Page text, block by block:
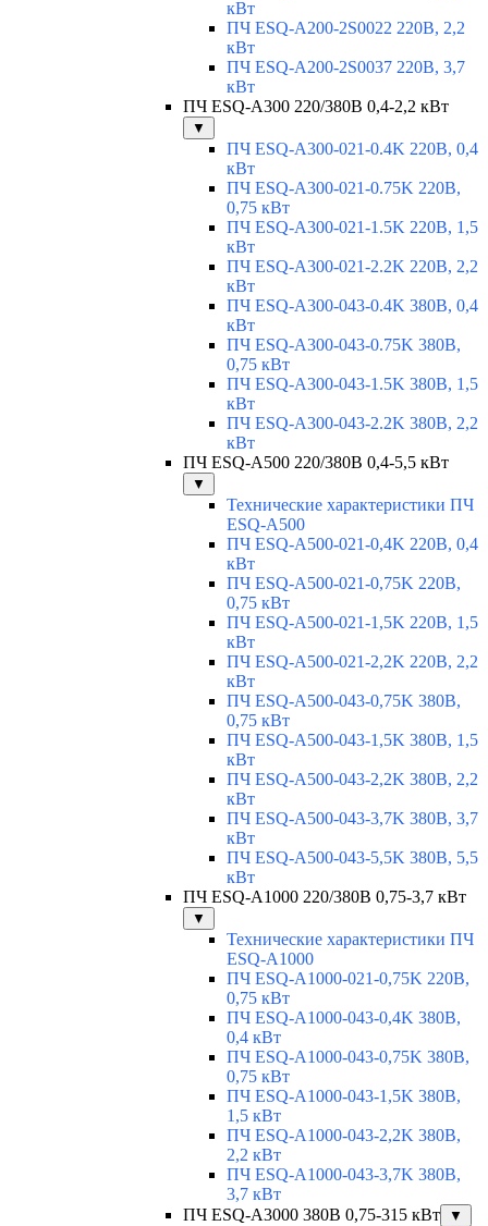
кВт
ПЧ ESQ-A200-2S0022 220В, 2,2
кВт
ПЧ ESQ-A200-2S0037 220В, 3,7
кВт
ПЧ ESQ-A300 220/380В 0,4-2,2 кВт
▼
ПЧ ESQ-A300-021-0.4K 220В, 0,4
кВт
ПЧ ESQ-A300-021-0.75K 220В,
0,75 кВт
ПЧ ESQ-A300-021-1.5K 220В, 1,5
кВт
ПЧ ESQ-A300-021-2.2K 220В, 2,2
кВт
ПЧ ESQ-A300-043-0.4K 380В, 0,4
кВт
ПЧ ESQ-A300-043-0.75K 380В,
0,75 кВт
ПЧ ESQ-A300-043-1.5K 380В, 1,5
кВт
ПЧ ESQ-A300-043-2.2K 380В, 2,2
кВт
ПЧ ESQ-A500 220/380В 0,4-5,5 кВт
▼
Технические характеристики ПЧ
ESQ-A500
ПЧ ESQ-A500-021-0,4K 220В, 0,4
кВт
ПЧ ESQ-A500-021-0,75K 220В,
0,75 кВт
ПЧ ESQ-A500-021-1,5K 220В, 1,5
кВт
ПЧ ESQ-A500-021-2,2K 220В, 2,2
кВт
ПЧ ESQ-A500-043-0,75K 380В,
0,75 кВт
ПЧ ESQ-A500-043-1,5K 380В, 1,5
кВт
ПЧ ESQ-A500-043-2,2K 380В, 2,2
кВт
ПЧ ESQ-A500-043-3,7K 380В, 3,7
кВт
ПЧ ESQ-A500-043-5,5K 380В, 5,5
кВт
ПЧ ESQ-A1000 220/380В 0,75-3,7 кВт
▼
Технические характеристики ПЧ
ESQ-A1000
ПЧ ESQ-A1000-021-0,75K 220В,
0,75 кВт
ПЧ ESQ-A1000-043-0,4K 380В,
0,4 кВт
ПЧ ESQ-A1000-043-0,75K 380В,
0,75 кВт
ПЧ ESQ-A1000-043-1,5K 380В,
1,5 кВт
ПЧ ESQ-A1000-043-2,2K 380В,
2,2 кВт
ПЧ ESQ-A1000-043-3,7K 380В,
3,7 кВт
ПЧ ESQ-A3000 380В 0,75-315 кВт
▼